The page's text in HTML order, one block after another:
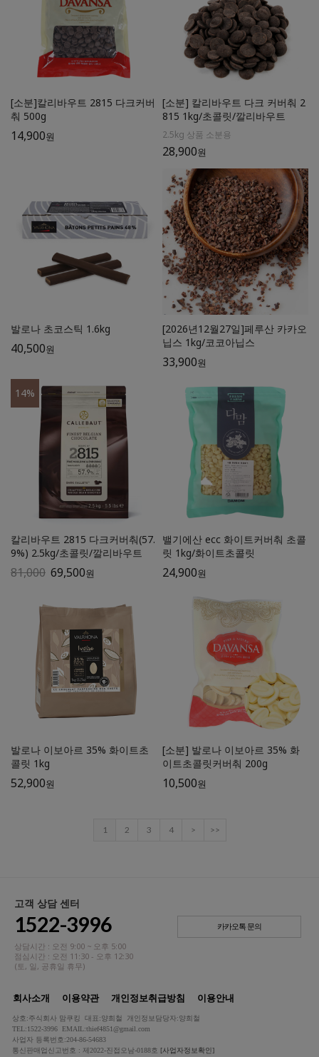
[소분]칼리바우트 2815 다크커버
춰 500g
14,900원
[소분] 칼리바우트 다크 커버춰 2
815 1kg/초콜릿/깔리바우트
2.5kg 상품 소분용
28,900원
발로나 초코스틱 1.6kg
40,500원
[2026년12월27일]페루산 카카오
닙스 1kg/코코아닙스
33,900원
14%
칼리바우트 2815 다크커버춰(57.
9%) 2.5kg/초콜릿/깔리바우트
81,000 69,500원
밸기에산 ecc 화이트커버춰 초콜
릿 1kg/화이트초콜릿
24,900원
발로나 이보아르 35% 화이트초
콜릿 1kg
52,900원
[소분] 발로나 이보아르 35% 화
이트초콜릿커버춰 200g
10,500원
1 2 3 4 > >>
고객 상담 센터
1522-3996
상담시간 : 오전 9:00 ~ 오후 5:00
점심시간 : 오전 11:30 - 오후 12:30
(토, 일, 공휴일 휴무)
카카오톡 문의
회사소개 이용약관 개인정보취급방침 이용안내
상호:주식회사 맘쿠킹 대표:양희철 개인정보담당자:양희철
TEL:1522-3996 EMAIL:thief4851@gmail.com
사업자 등록번호:204-86-54683
통신판매업신고번호 : 제2022-진접오남-0188호 [사업자정보확인]